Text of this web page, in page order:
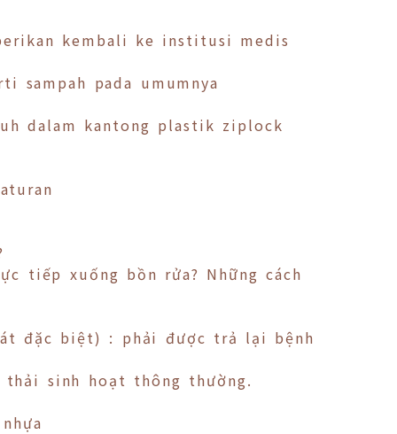
kembali ke institusi medis
sampah pada umumnya
dalam kantong plastik ziplock
tiếp xuống bồn rửa? Những cách
đặc biệt) : phải được trả lại bệnh
sinh hoạt thông thường.